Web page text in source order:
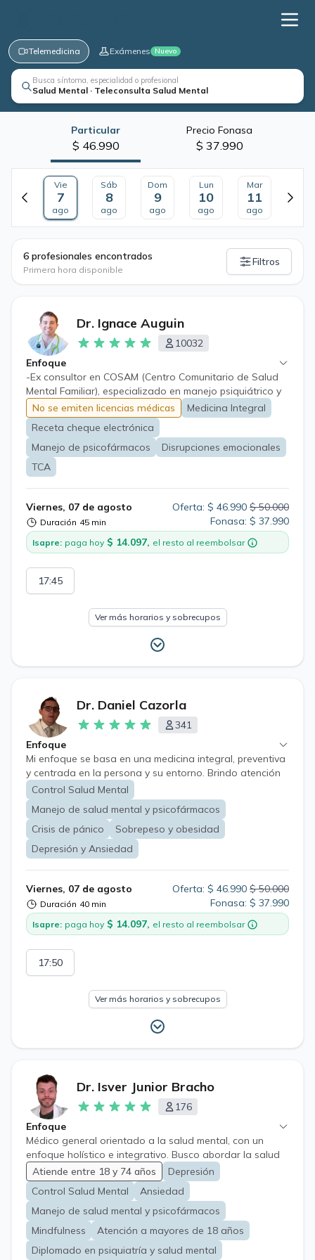
Telemedicina Exámenes Nuevo
Busca síntoma, especialidad o profesional
Salud Mental · Teleconsulta Salud Mental
Particular
$ 46.990
Precio Fonasa
$ 37.990
Vie
7
ago
Sáb
8
ago
Dom
9
ago
Lun
10
ago
Mar
11
ago
6 profesionales encontrados
Primera hora disponible
Filtros
Dr. Ignace Auguin
10032
Enfoque
-Ex consultor en COSAM (Centro Comunitario de Salud
Mental Familiar), especializado en manejo psiquiátrico y
psicológico de trastornos de personalidad, disrupciones
emocionales, crisis episódicas paroxísticas, trastornos
del ánimo, enfoque integral antroposófico tanto
farmacológico como complementario.
No se emiten licencias médicas
Medicina Integral
Receta cheque electrónica
Manejo de psicofármacos
Disrupciones emocionales
TCA
Viernes, 07 de agosto
Duración 45 min
Oferta: $ 46.990 $ 50.000
Fonasa: $ 37.990
Isapre: paga hoy $ 14.097, el resto al reembolsar
17:45
Ver más horarios y sobrecupos
Dr. Daniel Cazorla
341
Enfoque
Mi enfoque se basa en una medicina integral, preventiva
y centrada en la persona y su entorno. Brindo atención
a pacientes de todas las edades, desde niños hasta
adultos mayores, mediante una evaluación
individualizada que considera su estado de salud,
antecedentes, estilo de vida, contexto familiar y
objetivos personales. Mi práctica se enfoca
especialmente en la medicina general, la salud mental, la
obesidad y las alteraciones del peso, priorizando el
diagnóstico oportuno, tratamientos basados en
evidencia científica y planes terapéuticos
personalizados. Mi objetivo es acompañar a cada
paciente con una atención cercana, clara, promoviendo
vida. Salud Mental: evaluación, diagnóstico y
seguimiento de trastornos de ansiedad, depresión,
burnout, duelo, crisis emocionales entre otras. Receta
Retenida Receta Cheque Licencia Medica Electronica
Control Salud Mental
Manejo de salud mental y psicofármacos
Crisis de pánico
Sobrepeso y obesidad
Depresión y Ansiedad
Viernes, 07 de agosto
Duración 40 min
Oferta: $ 46.990 $ 50.000
Fonasa: $ 37.990
Isapre: paga hoy $ 14.097, el resto al reembolsar
17:50
Ver más horarios y sobrecupos
Dr. Isver Junior Bracho
176
Enfoque
Médico general orientado a la salud mental, con un
enfoque holístico e integrativo. Busco abordar la salud
desde una perspectiva que combine la evidencia
científica con los factores psicosociales, entendiendo
que estos suelen ser los principales perpetuadores de
las patologías de salud mental de leve a moderada
complejidad, con experiencia previa en atención de
pacientes de salud mental en atención primaria.
Atiende entre 18 y 74 años
Depresión
Control Salud Mental
Ansiedad
Manejo de salud mental y psicofármacos
Mindfulness
Atención a mayores de 18 años
Diplomado en psiquiatría y salud mental